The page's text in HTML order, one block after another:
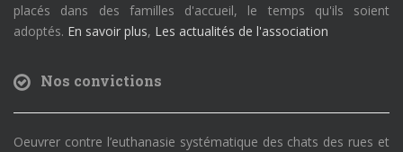
placés dans des familles d'accueil, le temps qu'ils soient
adoptés. En savoir plus, Les actualités de l'association
Nos convictions
Oeuvrer contre l’euthanasie systématique des chats des rues et